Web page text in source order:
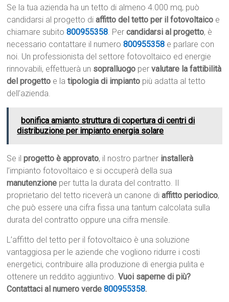
Se la tua azienda ha un tetto di almeno 4.000 mq, può
candidarsi al progetto diaffitto del tetto per il fotovoltaico e
chiamare subito800955358. Percandidarsi al progetto, è
necessario contattare il numero800955358 e parlare con
noi. Un professionista del settore fotovoltaico ed energie
rinnovabili, effettuerà un sopralluogo pervalutare la fattibilità
del progetto e latipologia di impianto più adatta al tetto
dell’azienda.
bonifica amianto struttura di copertura di centri di
distribuzione per impianto energia solare
Se ilprogetto è approvato, il nostro partner installerà
l’impianto fotovoltaico e si occuperà della sua
manutenzione per tutta la durata del contratto. Il
proprietario del tetto riceverà un canone diaffitto periodico,
che può essere una cifra fissa una tantum calcolata sulla
durata del contratto oppure una cifra mensile.
L’affitto del tetto per il fotovoltaico è una soluzione
vantaggiosa per le aziende che vogliono ridurre i costi
energetici, contribuire alla produzione di energia pulita e
ottenere un reddito aggiuntivo.Vuoi saperne di più?
Contattaci al numero verde800955358.